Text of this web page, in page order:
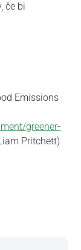
če bi
Emissions
greener-
Pritchett)